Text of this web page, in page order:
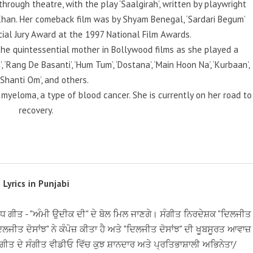
theatre, with the play ‘Saalgirah’, written by playwright
Her comeback film was by Shyam Benegal, ‘Sardari Begum’
Jury Award at the 1997 National Film Awards.
quintessential mother in Bollywood films as she played a
De Basanti’, ‘Hum Tum’, ‘Dostana’, ‘Main Hoon Na’, ‘Kurbaan’,
Shanti Om’, and others.
a type of blood cancer. She is currently on her road to
recovery.
Lyrics in Punjabi
- "ਅੰਮੀ ਉਦੀਕ ਦੀ" ਦੇ ਬੋਲ ਮਿਲ ਜਾਣਗੇ। ਸੰਗੀਤ ਨਿਰਦੇਸ਼ਕ "ਦਿਲਜੀਤ
ਦੋਸਾਂਝ" ਨੇ ਕੰਪੋਜ਼ ਕੀਤਾ ਹੈ ਅਤੇ "ਦਿਲਜੀਤ ਦੋਸਾਂਝ" ਦੀ ਖੂਬਸੂਰਤ ਆਵਾਜ਼
ਦੇ ਸੰਗੀਤ ਵੀਡੀਓ ਵਿੱਚ ਕੁਝ ਸ਼ਾਨਦਾਰ ਅਤੇ ਪ੍ਰਤਿਭਾਸ਼ਾਲੀ ਅਭਿਨੇਤਾ/